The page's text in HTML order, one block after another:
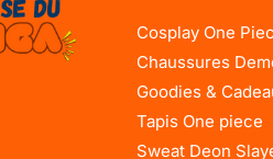
Cosplay One
Chaussures
Goodies &
Tapis One piece
Sweat Deon